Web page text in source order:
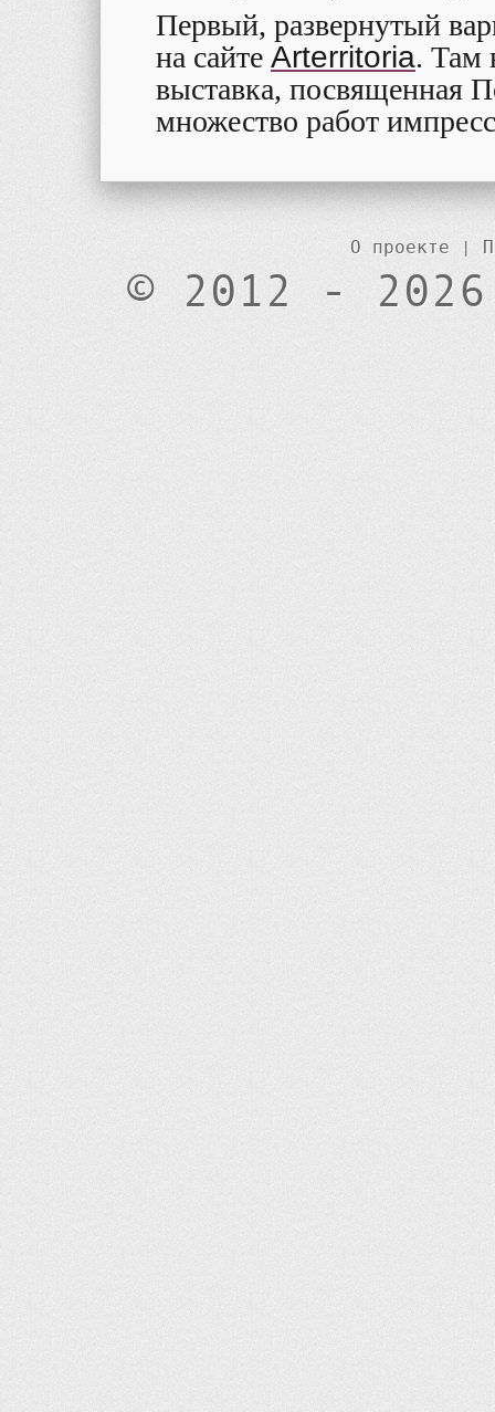
Первый, развернутый
на сайте Arterritoria. Там
выставка,
множество работ
О проекте |
© 2012 -